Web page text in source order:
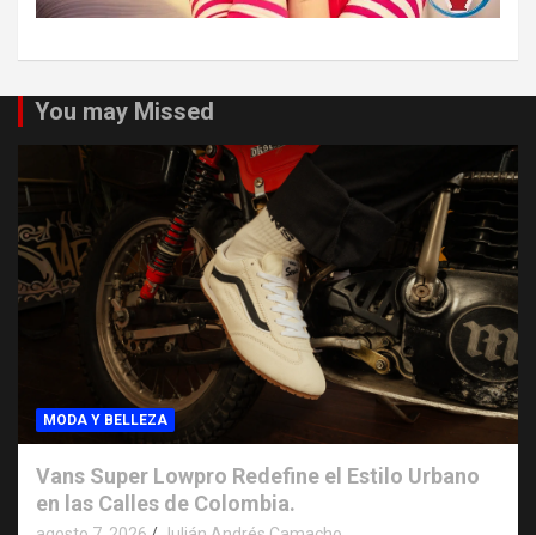
You may Missed
MODA Y BELLEZA
Vans Super Lowpro Redefine el Estilo Urbano
en las Calles de Colombia.